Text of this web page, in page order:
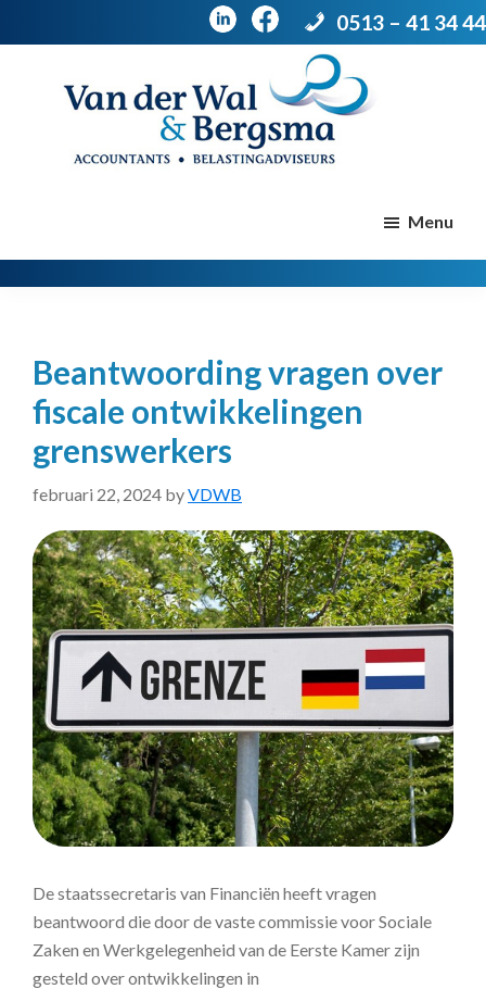
0513 – 41 34 44
Menu
Beantwoording vragen over
fiscale ontwikkelingen
grenswerkers
februari 22, 2024 byVDWB
De staatssecretaris van Financiën heeft vragen
beantwoord die door de vaste commissie voor Sociale
Zaken en Werkgelegenheid van de Eerste Kamer zijn
gesteld over ontwikkelingen in